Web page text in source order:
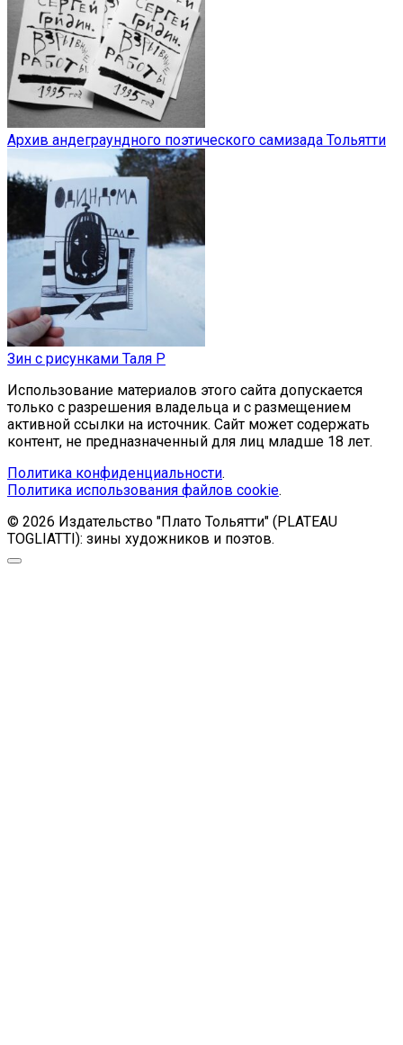
Архив андеграундного поэтического самизада Тольятти
Зин с рисунками Таля Р
Использование материалов этого сайта допускается
только с разрешения владельца и с размещением
активной ссылки на источник. Сайт может содержать
контент, не предназначенный для лиц младше 18 лет.
Политика конфиденциальности.
Политика использования файлов cookie.
© 2026 Издательство "Плато Тольятти" (PLATEAU
TOGLIATTI): зины художников и поэтов.